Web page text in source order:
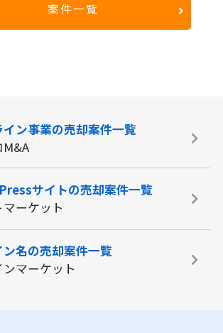
案件一覧
イン事業の売却案件一覧
M&A
サイトの売却案件一覧
ーケット
ン名の売却案件一覧
ンマーケット